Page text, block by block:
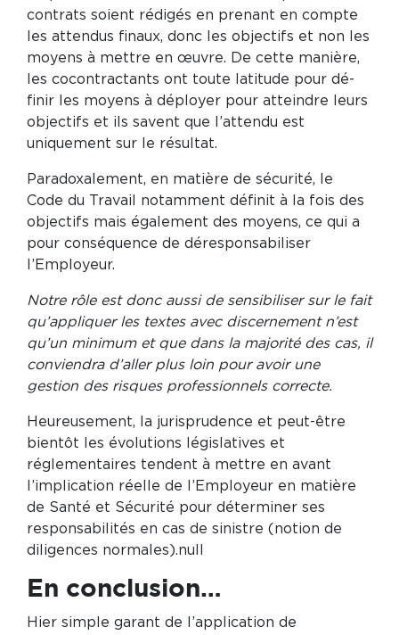
contrats soient rédigés en prenant en compte
les attendus finaux, donc les objectifs et non les
moyens à mettre en œuvre. De cette manière,
les cocontractants ont toute latitude pour dé-
finir les moyens à déployer pour atteindre leurs
objectifs et ils savent que l’attendu est
uniquement sur le résultat.
Paradoxalement, en matière de sécurité, le
Code du Travail notamment définit à la fois des
objectifs mais également des moyens, ce qui a
pour conséquence de déresponsabiliser
l’Employeur.
Notre rôle est donc aussi de sensibiliser sur le fait
qu’appliquer les textes avec discernement n’est
qu’un minimum et que dans la majorité des cas, il
conviendra d’aller plus loin pour avoir une
gestion des risques professionnels correcte.
Heureusement, la jurisprudence et peut-être
bientôt les évolutions législatives et
réglementaires tendent à mettre en avant
l’implication réelle de l’Employeur en matière
de Santé et Sécurité pour déterminer ses
responsabilités en cas de sinistre (notion de
diligences normales).null
En conclusion…
Hier simple garant de l’application de